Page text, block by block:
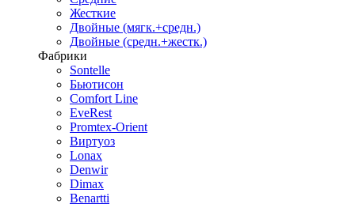
Жесткие
Двойные (мягк.+средн.)
Двойные (средн.+жестк.)
Фабрики
Sontelle
Бьютисон
Comfort Line
EveRest
Promtex-Orient
Виртуоз
Lonax
Denwir
Dimax
Benartti